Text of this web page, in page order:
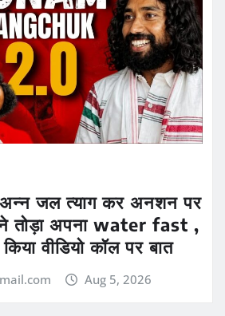
अन्न जल त्याग कर अनशन पर
तोड़ा अपना water fast ,
वीडियो कॉल पर बात
Aug 5, 2026